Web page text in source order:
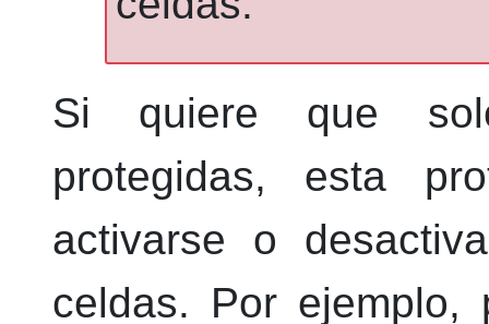
Si quiere que
protegidas, esta
activarse o
celdas. Por ejemplo,